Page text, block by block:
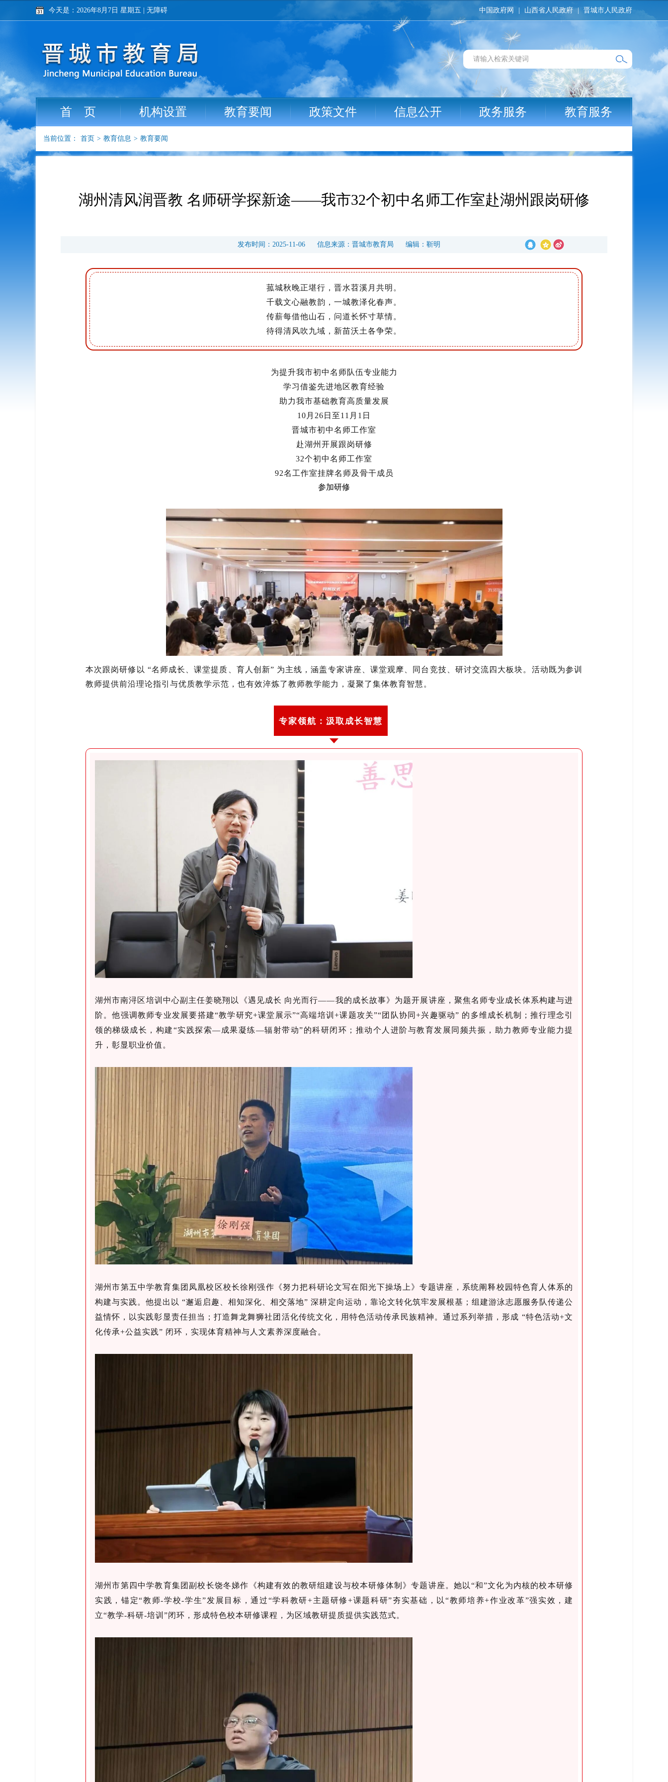
今天是：2026年8月7日 星期五 无障碍 中国政府网 山西省人民政府 | 晋城市人民政府
首 页 机构设置 教育要闻 政策文件 信息公开 政务服务 教育服务
当前位置： 首页 > 教育信息 > 教育要闻
湖州清风润晋教 名师研学探新途——我市32个初中名师工作室赴湖州跟岗研修
发布时间： 2025-11-06 信息来源： 晋城市教育局 编辑： 靳明
菰城秋晚正堪行，晋水苕溪月共明。
千载文心融教韵，一城教泽化春声。
传薪每借他山石，问道长怀寸草情。
待得清风吹九域，新苗沃土各争荣。
为提升我市初中名师队伍专业能力
学习借鉴先进地区教育经验
助力我市基础教育高质量发展
10月26日至11月1日
晋城市初中名师工作室
赴湖州 开展跟岗研修
32个初中名师工作室
92名工作室挂牌名师及骨干成员
参加研修
本次跟岗研修以 “名师成长、课堂提质、育人创新” 为主线，涵盖专家讲座、课堂观摩、同台竞技、研讨交流四大板块。活动既为参训
教师提供前沿理论指引与优质教学示范，也有效淬炼了教师教学能力，凝聚了集体教育智慧。
专家领航：汲取成长智慧
湖州市南浔区培训中心副主任姜晓翔以《遇见成长 向光而行——我的成长故事》为题开展讲座，聚焦名师专业成长体系构建与进
阶。他强调教师专业发展要搭建“教学研究+课堂展示”“高端培训+课题攻关”“团队协同+兴趣驱动” 的多维成长机制；推行理念引
领的梯级成长，构建“实践探索—成果凝练—辐射带动”的科研闭环；推动个人进阶与教育发展同频共振，助力教师专业能力提
升， 彰显职业价值。
湖州市第五中学教育集团凤凰校区校长徐刚强作《努力把科研论文写在阳光下操场上》专题讲座，系统阐释校园特色育人体系的
构建与实践。他提出以 “邂逅启趣、相知深化、相交落地” 深耕定向运动，靠论文转化筑牢发展根基；组建游泳志愿服务队传递公
益情怀，以实践彰显责任担当；打造舞龙舞狮社团活化传统文化，用特色活动传承民族精神。通过系列举措，形成 “特色活动+文
化传承+公益实践” 闭环，实现体育精神与人文素养深度融合。
湖州市第四中学教育集团副校长饶冬娣作《构建有效的教研组建设与校本研修体制》专题讲座。她以“和”文化为内核的校本研修
实践，锚定“教师-学校-学生”发展目标，通过“学科教研+主题研修+课题科研”夯实基础，以“教师培养+作业改革”强实效，建
立“教学-科研-培训”闭环，形成特色校本研修课程，为区域教研提质提供实践范式。